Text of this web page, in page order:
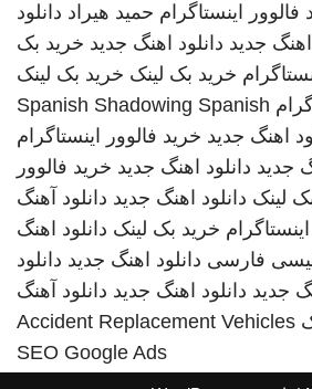
فالوور اینستاگرام حمید هیراد دانلود
اهنگ جدید دانلود اهنگ جدید خرید بک
خرید بک لینک خرید بک لینک
Spanish Shadowing Spanish
اهنگ جدید خرید فالوور اینستاگرام
جدید دانلود اهنگ جدید خرید فالوور
لینک دانلود اهنگ جدید دانلود آهنگ
اینستاگرام خرید بک لینک دانلود اهنگ
فارسی دانلود اهنگ جدید دانلود
جدید دانلود اهنگ جدید دانلود آهنگ
Accident Replacement Vehicles
SEO Google Ads